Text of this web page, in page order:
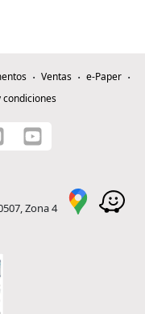
Ventas
e-Paper
condiciones
Zona 4